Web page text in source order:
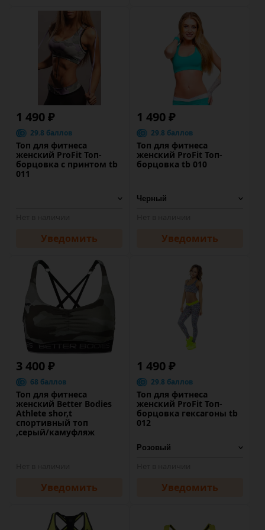
1 490 ₽
29.8 баллов
Топ для фитнеса
женский ProFit Топ-
борцовка с принтом tb
011
Уведомить
1 490 ₽
29.8 баллов
Топ для фитнеса
женский ProFit Топ-
борцовка tb 010
Уведомить
3 400 ₽
68 баллов
Топ для фитнеса
женский Better Bodies
Athlete shor,t
спортивный топ
,серый/камуфляж
Уведомить
1 490 ₽
29.8 баллов
Топ для фитнеса
женский ProFit Топ-
борцовка гексагоны tb
012
Уведомить